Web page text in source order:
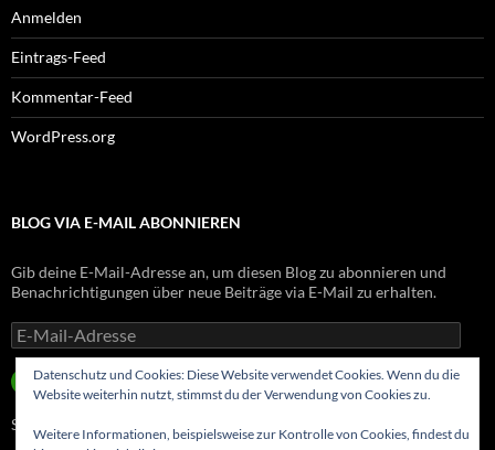
Anmelden
Eintrags-Feed
Kommentar-Feed
WordPress.org
BLOG VIA E-MAIL ABONNIEREN
Gib deine E-Mail-Adresse an, um diesen Blog zu abonnieren und
Benachrichtigungen über neue Beiträge via E-Mail zu erhalten.
E-
Mail-
Adresse
ABONNIEREN
Schließe dich 8 anderen Abonnenten an
Datenschutz und Cookies: Diese Website verwendet Cookies. Wenn du die
Website weiterhin nutzt, stimmst du der Verwendung von Cookies zu.
Weitere Informationen, beispielsweise zur Kontrolle von Cookies, findest du